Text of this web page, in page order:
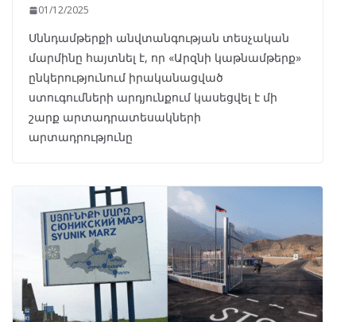
01/12/2025
Սննդամթերքի անվտանգության տեսչական
մարմինը հայտնել է, որ «Արզնի կաթնամթերք»
ընկերությունում իրականացված
ստուգումների արդյունքում կասեցվել է մի
շարք արտադրատեսակների
արտադրությունը